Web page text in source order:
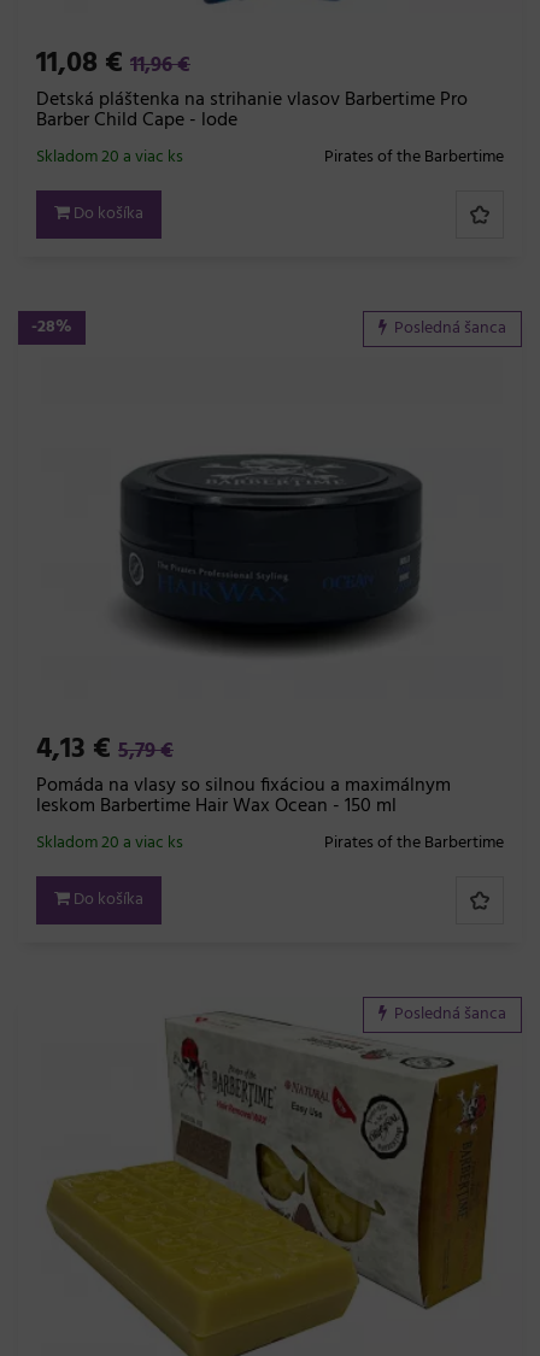
11,08 € 11,96 €
Detská pláštenka na strihanie vlasov Barbertime Pro
Barber Child Cape - lode
Pirates of the Barbertime
Skladom 20 a viac ks
Do košíka
-28% Posledná šanca
4,13 € 5,79 €
Pomáda na vlasy so silnou fixáciou a maximálnym
leskom Barbertime Hair Wax Ocean - 150 ml
Pirates of the Barbertime
Skladom 20 a viac ks
Do košíka
Posledná šanca